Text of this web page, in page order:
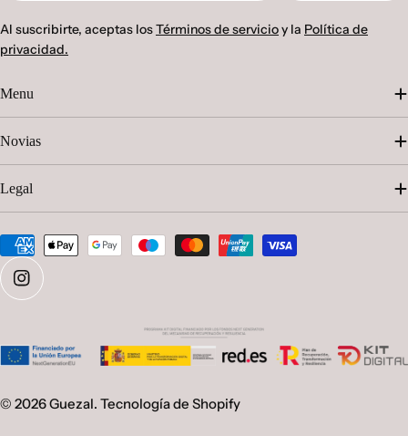
Al suscribirte, aceptas losTérminos de servicioy la Política de
privacidad.
Menu
Novias
Legal
Métodos
de
pagoInstagram
© 2026Guezal. Tecnología de Shopify